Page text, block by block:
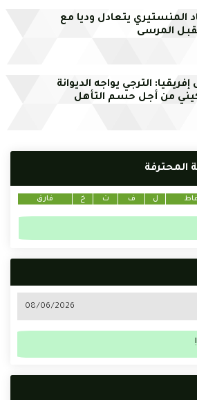
المنستيري يتعادل وديا مع
المرسى
إفريقيا: الترجي يواجه الديوانة
من أجل حسم التأهل
المحترفة
ل ف ت خ فارق